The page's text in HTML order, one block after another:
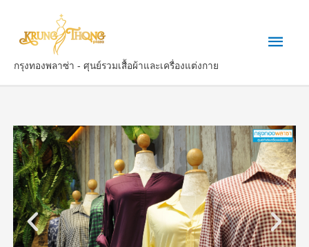
กรุงทองพลาซ่า - ศุนย์รวมเสื้อผ้าและเครื่องแต่งกาย